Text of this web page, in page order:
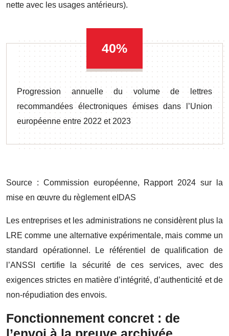
nette avec les usages antérieurs).
40%
Progression annuelle du volume de lettres
recommandées électroniques émises dans l’Union
européenne entre 2022 et 2023
Source : Commission européenne, Rapport 2024 sur la
mise en œuvre du règlement eIDAS
Les entreprises et les administrations ne considèrent plus la
LRE comme une alternative expérimentale, mais comme un
standard opérationnel. Le référentiel de qualification de
l’ANSSI certifie la sécurité de ces services, avec des
exigences strictes en matière d’intégrité, d’authenticité et de
non-répudiation des envois.
Fonctionnement concret : de